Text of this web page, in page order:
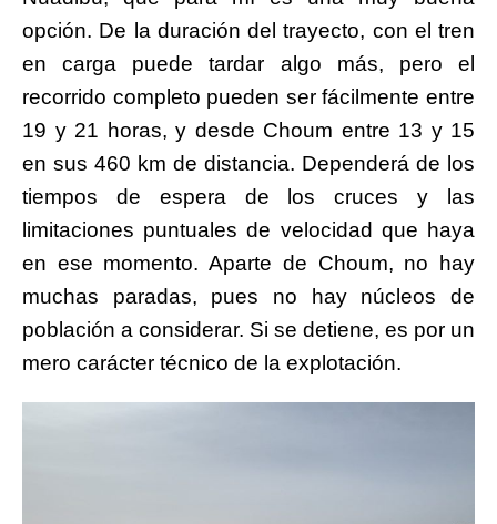
opción. De la duración del trayecto, con el tren
en carga puede tardar algo más, pero el
recorrido completo pueden ser fácilmente entre
19 y 21 horas, y desde Choum entre 13 y 15
en sus 460 km de distancia. Dependerá de los
tiempos de espera de los cruces y las
limitaciones puntuales de velocidad que haya
en ese momento. Aparte de Choum, no hay
muchas paradas, pues no hay núcleos de
población a considerar. Si se detiene, es por un
mero carácter técnico de la explotación.